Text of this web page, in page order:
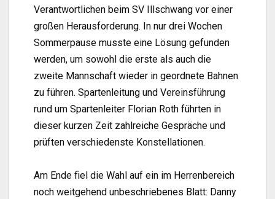
Verantwortlichen beim SV Illschwang vor einer
großen Herausforderung. In nur drei Wochen
Sommerpause musste eine Lösung gefunden
werden, um sowohl die erste als auch die
zweite Mannschaft wieder in geordnete Bahnen
zu führen. Spartenleitung und Vereinsführung
rund um Spartenleiter Florian Roth führten in
dieser kurzen Zeit zahlreiche Gespräche und
prüften verschiedenste Konstellationen.
Am Ende fiel die Wahl auf ein im Herrenbereich
noch weitgehend unbeschriebenes Blatt: Danny